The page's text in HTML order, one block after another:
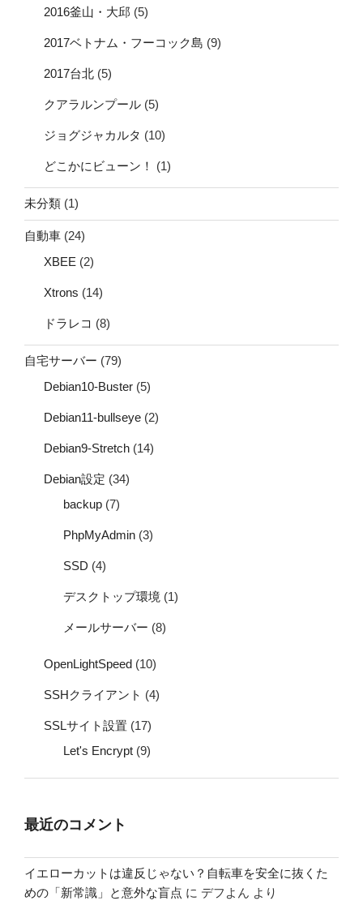
2016釜山・大邱 (5)
2017ベトナム・フーコック島 (9)
2017台北 (5)
クアラルンプール (5)
ジョグジャカルタ (10)
どこかにビューン！ (1)
未分類 (1)
自動車 (24)
XBEE (2)
Xtrons (14)
ドラレコ (8)
自宅サーバー (79)
Debian10-Buster (5)
Debian11-bullseye (2)
Debian9-Stretch (14)
Debian設定 (34)
backup (7)
PhpMyAdmin (3)
SSD (4)
デスクトップ環境 (1)
メールサーバー (8)
OpenLightSpeed (10)
SSHクライアント (4)
SSLサイト設置 (17)
Let's Encrypt (9)
最近のコメント
イエローカットは違反じゃない？自転車を安全に抜くた
めの「新常識」と意外な盲点 に デフよん より